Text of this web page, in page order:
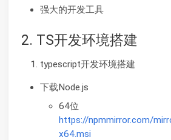
强大的开发工具
2. TS开发环境搭建
typescript开发环境搭建
下载Node.js
64位
https://npmmirror.com/
x64.msi